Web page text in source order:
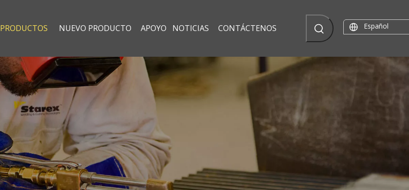
PRODUCTOS NUEVO PRODUCTO APOYO NOTICIAS CONTÁCTENOS Español